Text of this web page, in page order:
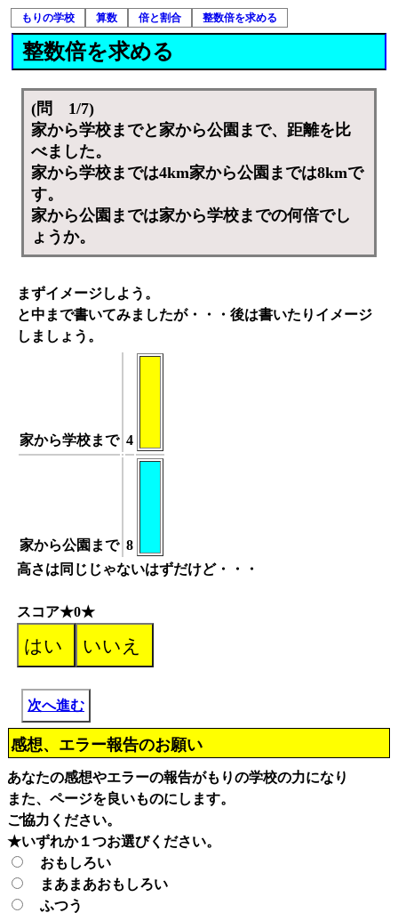
もりの学校 算数 倍と割合 整数倍を求める
整数倍を求める
(問 1/7)
家から学校までと家から公園まで、距離を比
べました。
家から学校までは4km家から公園までは8kmで
す。
家から公園までは家から学校までの何倍でし
ょうか。
まずイメージしよう。
と中まで書いてみましたが・・・後は書いたりイメージ
しましょう。
家から学校まで 4
家から公園まで 8
高さは同じじゃないはずだけど・・・
スコア★0★
次へ進む
感想、エラー報告のお願い
あなたの感想やエラーの報告がもりの学校の力になり
また、ページを良いものにします。
ご協力ください。
★いずれか１つお選びください。
おもしろい
まあまあおもしろい
ふつう